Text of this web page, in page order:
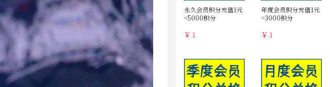
永久会员积分充值1元
=5000积分
￥ 1
年度会员积分充值1元
=3000积分
￥ 1